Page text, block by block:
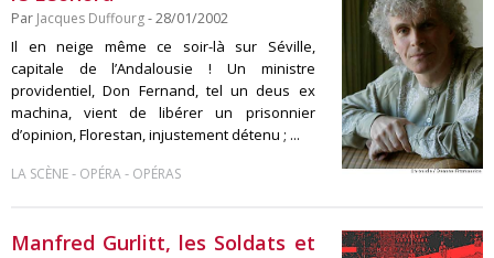
Par Jacques Duffourg- 28/01/2002
Il en neige même ce soir-là sur Séville,
capitale de l’Andalousie ! Un ministre
providentiel, Don Fernand, tel un deus ex
machina, vient de libérer un prisonnier
d’opinion, Florestan, injustement détenu ; ...
LA SCÈNE- OPÉRA- OPÉRAS
Manfred Gurlitt, les Soldats et